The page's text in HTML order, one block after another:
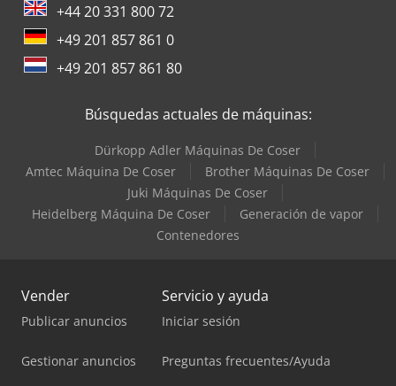
+44 20 331 800 72
+49 201 857 861 0
+49 201 857 861 80
Búsquedas actuales de máquinas:
Dürkopp Adler Máquinas De Coser
Amtec Máquina De Coser
Brother Máquinas De Coser
Juki Máquinas De Coser
Heidelberg Máquina De Coser
Generación de vapor
Contenedores
Vender
Publicar anuncios
Gestionar anuncios
Servicio y ayuda
Iniciar sesión
Preguntas frecuentes/Ayuda